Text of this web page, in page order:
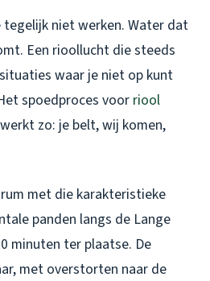
tegelijk niet werken. Water dat
Een rioollucht die steeds
waar je niet op kunt
spoedproces voor riool
zo: je belt, wij komen,
met die karakteristieke
panden langs de Lange
minuten ter plaatse. De
met overstorten naar de